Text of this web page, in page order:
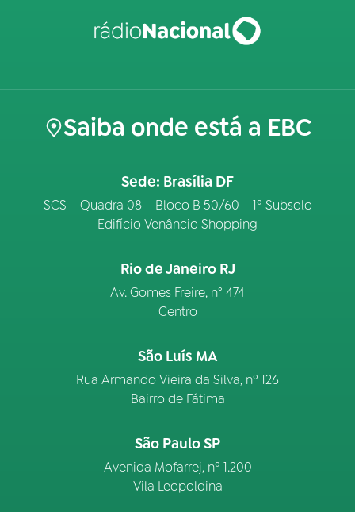
Saiba onde está a EBC
Sede: Brasília DF
SCS – Quadra 08 – Bloco B 50/60 – 1º Subsolo
Edifício Venâncio Shopping
Rio de Janeiro RJ
Av. Gomes Freire, n° 474
Centro
São Luís MA
Rua Armando Vieira da Silva, nº 126
Bairro de Fátima
São Paulo SP
Avenida Mofarrej, nº 1.200
Vila Leopoldina